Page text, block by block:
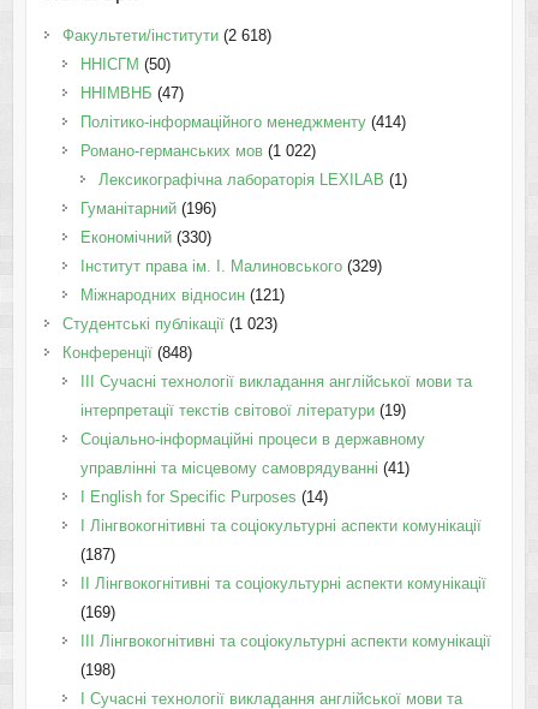
Факультети/інститути(2 618)
ННІСГМ (50)
ННІМВНБ (47)
Політико-інформаційного менеджменту(414)
Романо-германських мов(1 022)
Лексикографічна лабораторія LEXILAB (1)
Гуманітарний(196)
Економічний(330)
Інститут права ім. І. Малиновського(329)
Міжнародних відносин(121)
Студентські публікації(1 023)
Конференції(848)
III Сучасні технології викладання англійської мови та
інтерпретації текстів світової літератури(19)
Соціально-інформаційні процеси в державному
управлінні та місцевому самоврядуванні (41)
І English for Specific Purposes (14)
I Лінгвокогнітивні та соціокультурні аспекти комунікації
(187)
IІ Лінгвокогнітивні та соціокультурні аспекти комунікації
(169)
IІI Лінгвокогнітивні та соціокультурні аспекти комунікації
(198)
I Cучасні технології викладання англійської мови та